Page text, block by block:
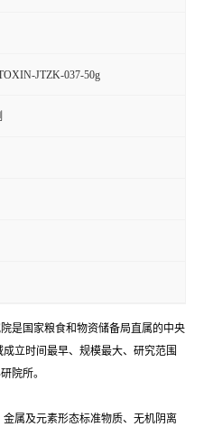
JTZK-037-50g
是国家粮食和物资储备局直属的中央
立时间最早、规模最大、研究范围
院所。
属及元素形态标准物质、无机阴离